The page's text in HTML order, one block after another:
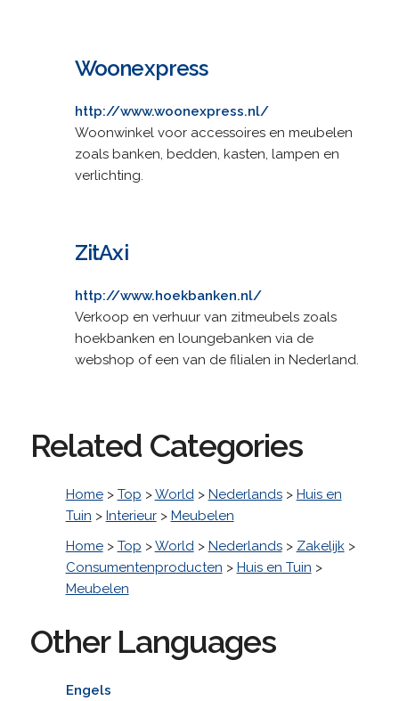
Woonexpress
http://www.woonexpress.nl/
Woonwinkel voor accessoires en meubelen
zoals banken, bedden, kasten, lampen en
verlichting.
ZitAxi
http://www.hoekbanken.nl/
Verkoop en verhuur van zitmeubels zoals
hoekbanken en loungebanken via de
webshop of een van de filialen in Nederland.
Related Categories
Home> Top >World> Nederlands> Huis en
Tuin > Interieur> Meubelen
Home> Top >World> Nederlands> Zakelijk>
Consumentenproducten > Huis en Tuin >
Meubelen
Other Languages
Engels